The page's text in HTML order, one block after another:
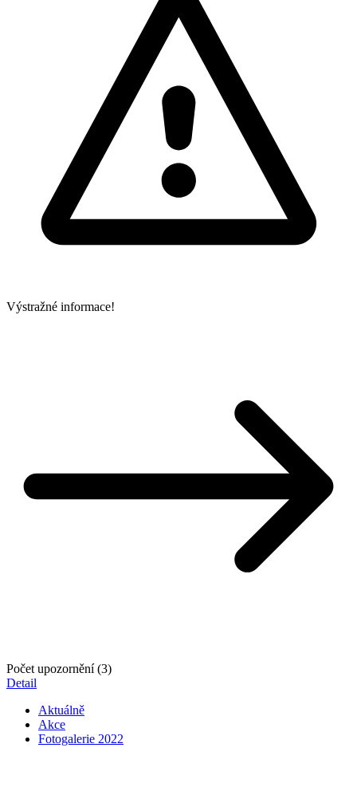
Výstražné informace!
Počet upozornění (3)
Detail
Aktuálně
Akce
Fotogalerie 2022